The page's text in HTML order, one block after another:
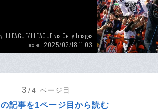
J.LEAGUE/J.LEAGUE via Getty Images
posted 2025/02/18 11:03
J2開幕戦、2-1で
3 /4 ページ目
の記事を1ページ目から読む